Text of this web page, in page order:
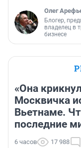
Олег
Блогер,
владелец в
бизнесе
«Она
Москвичка
Вьетнаме.
последние
6 часов 17 988